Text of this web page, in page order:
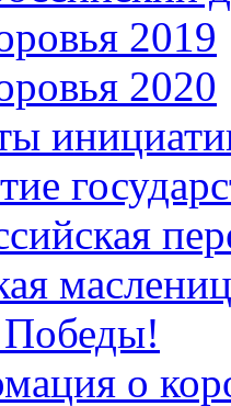
2019
2020
Победы!
о